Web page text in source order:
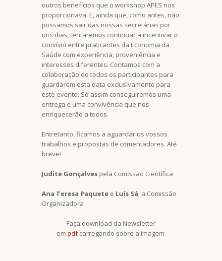
outros benefícios que o workshop APES nos
proporcionava. E, ainda que, como antes, não
possamos sair das nossas secretárias por
uns dias, tentaremos continuar a incentivar o
convívio entre praticantes da Economia da
Saúde com experiência, proveniência e
interesses diferentes. Contamos com a
colaboração de todos os participantes para
guardarem esta data exclusivamente para
este evento. Só assim conseguiremos uma
entrega e uma convivência que nos
enriquecerão a todos.
Entretanto, ficamos a aguardar os vossos
trabalhos e propostas de comentadores. Até
breve!
Judite Gonçalves pela Comissão Científica
Ana Teresa Paquete e Luís Sá, a Comissão
Organizadora
Faça download da Newsletter
em pdfcarregando sobre a imagem.